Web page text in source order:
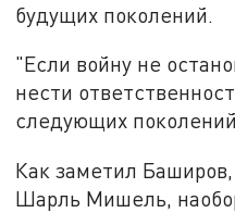
будущих поколений.
"Если войну не
нести
следующих
Как заметил Баширов,
Шарль Мишель,